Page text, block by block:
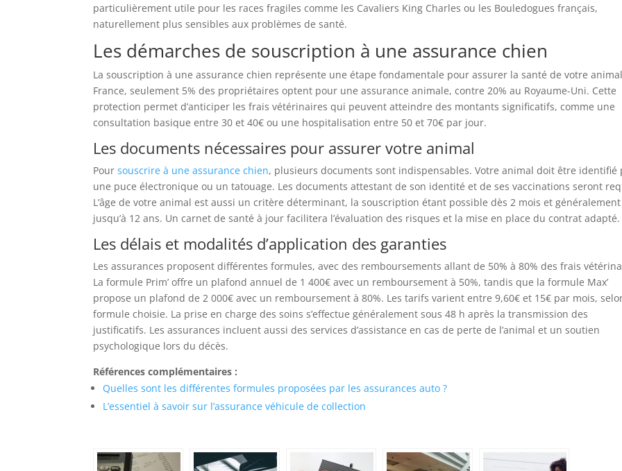
particulièrement utile pour les races fragiles comme les Cavaliers King Charles ou les Bouledogues français,
naturellement plus sensibles aux problèmes de santé.
Les démarches de souscription à une assurance chien
La souscription à une assurance chien représente une étape fondamentale pour assurer la santé de votre
France, seulement 5% des propriétaires optent pour une assurance animale, contre 20% au Royaume-Uni. Cette
protection permet d’anticiper les frais vétérinaires qui peuvent atteindre des montants significatifs, comme une
consultation basique entre 30 et 40€ ou une hospitalisation entre 50 et 70€ par jour.
Les documents nécessaires pour assurer votre animal
Poursouscrire à une assurance chien, plusieurs documents sont indispensables. Votre animal doit être identifié
une puce électronique ou un tatouage. Les documents attestant de son identité et de ses vaccinations seront
L’âge de votre animal est aussi un critère déterminant, la souscription étant possible dès 2 mois et généralement
jusqu’à 12 ans. Un carnet de santé à jour facilitera l’évaluation des risques et la mise en place du contrat adapté.
Les délais et modalités d’application des garanties
Les assurances proposent différentes formules, avec des remboursements allant de 50% à 80% des frais
La formule Prim’ offre un plafond annuel de 1 400€ avec un remboursement à 50%, tandis que la formule Max’
propose un plafond de 2 000€ avec un remboursement à 80%. Les tarifs varient entre 9,60€ et 15€ par mois,
formule choisie. La prise en charge des soins s’effectue généralement sous 48 h après la transmission des
justificatifs. Les assurances incluent aussi des services d’assistance en cas de perte de l’animal et un soutien
psychologique lors du décès.
Références complémentaires :
Quelles sont les différentes formules proposées par les assurances auto ?
L’essentiel à savoir sur l’assurance véhicule de collection